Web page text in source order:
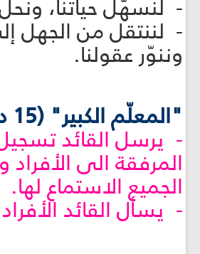
- لنسهّل حياتنا،
- لننتقل من الجهل
وننوّر عقولنا.
"المعلّم الكبير" (15 دقيقة):
- يرسل القائد
المرفقة الى
الجميع الاستماع لها.
- يسأل القائد